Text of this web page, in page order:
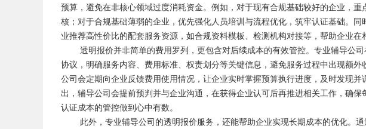
预算，避免在非核心领域过度消耗资金。例如，对于现有合规基础较好的企业，
核；对于合规基础薄弱的企业，优先强化人员培训与流程优化，筑牢认证基础。
业推荐高性价比的配套服务资源，如合规资料模板、检测机构对接等，帮助企业在
透明报价并非简单的费用罗列，更包含对后续成本的有效管控。专业辅导公司
协议，明确服务内容、费用标准、权责划分等关键信息，避免服务过程中出现额
公司会定期向企业反馈费用使用情况，让企业实时掌握预算执行进度，及时发现
出，辅导公司会提前预判并与企业沟通，在获得企业认可后再推进相关工作，确
认证成本的管控做到心中有数。
此外，专业辅导公司的透明报价服务，还能帮助企业实现长期成本的优化。通